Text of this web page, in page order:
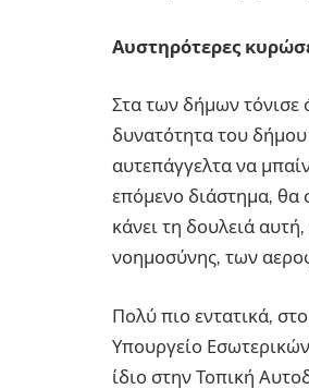
Αυστηρότερες
Στα των δήμων τόνισε
δυνατότητα του δήμου
αυτεπάγγελτα να
επόμενο διάστημα, θα
κάνει τη δουλειά
νοημοσύνης, των
Πολύ πιο εντατικά,
Υπουργείο
ίδιο στην Τοπική